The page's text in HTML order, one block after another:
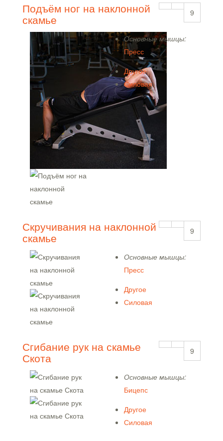
9
Подъём ног на наклонной
скамье
Основные мышцы:
Пресс
Другое
Силовая
9
Скручивания на наклонной
скамье
Основные мышцы:
Пресс
Другое
Силовая
9
Сгибание рук на скамье
Скота
Основные мышцы:
Бицепс
Другое
Силовая